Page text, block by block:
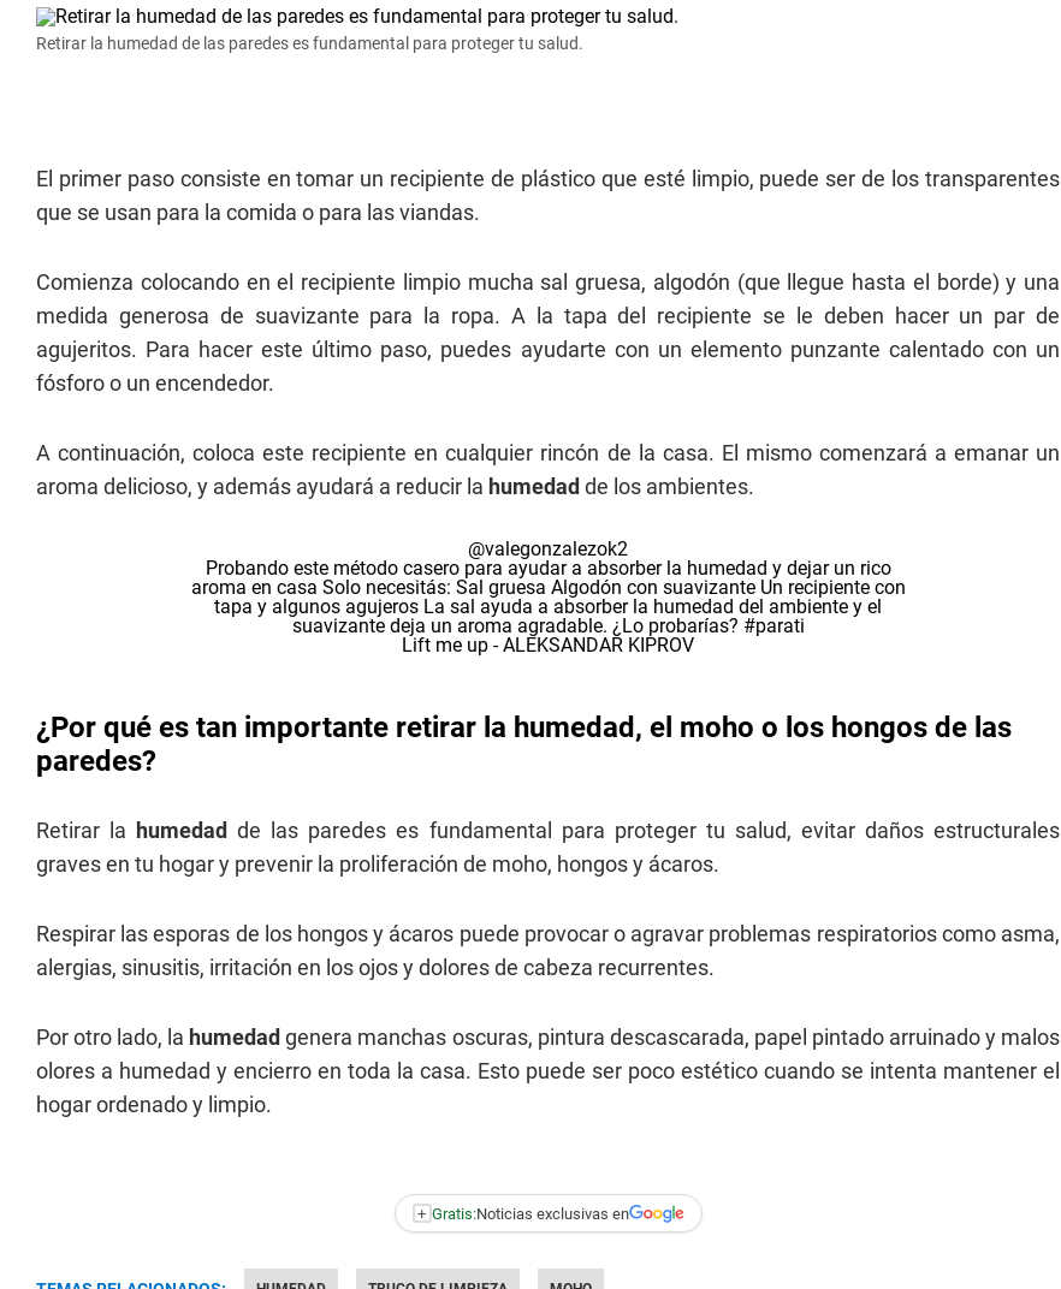
Retirar la humedad de las paredes es fundamental para proteger tu salud.
El primer paso consiste en tomar un recipiente de plástico que esté limpio, puede ser de los transparentes
que se usan para la comida o para las viandas.
Comienza colocando en el recipiente limpio mucha sal gruesa, algodón (que llegue hasta el borde) y una
medida generosa de suavizante para la ropa. A la tapa del recipiente se le deben hacer un par de
agujeritos. Para hacer este último paso, puedes ayudarte con un elemento punzante calentado con un
fósforo o un encendedor.
A continuación, coloca este recipiente en cualquier rincón de la casa. El mismo comenzará a emanar un
aroma delicioso, y además ayudará a reducir la humedad de los ambientes.
@valegonzalezok2
Probando este método casero para ayudar a absorber la humedad y dejar un rico
aroma en casa Solo necesitás: Sal gruesa Algodón con suavizante Un recipiente con
tapa y algunos agujeros La sal ayuda a absorber la humedad del ambiente y el
suavizante deja un aroma agradable. ¿Lo probarías? #parati
Lift me up - ALEKSANDAR KIPROV
¿Por qué es tan importante retirar la humedad, el moho o los hongos de las
paredes?
Retirar la humedadde las paredes es fundamental para proteger tu salud, evitar daños estructurales
graves en tu hogar y prevenir la proliferación de moho, hongos y ácaros.
Respirar las esporas de los hongos y ácaros puede provocar o agravar problemas respiratorios como asma,
alergias, sinusitis, irritación en los ojos y dolores de cabeza recurrentes.
Por otro lado, la humedadgenera manchas oscuras, pintura descascarada, papel pintado arruinado y malos
olores a humedad y encierro en toda la casa. Esto puede ser poco estético cuando se intenta mantener el
hogar ordenado y limpio.
+ Gratis:Noticias exclusivas en